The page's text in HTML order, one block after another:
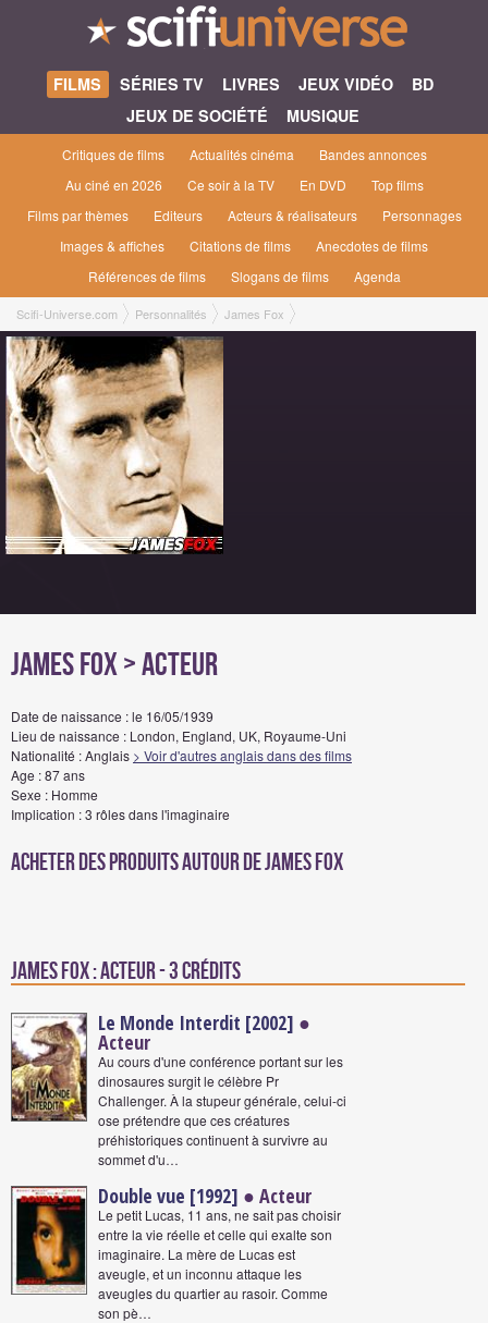
FILMS SÉRIES TV LIVRES JEUX VIDÉO
BD
JEUX DE SOCIÉTÉ
MUSIQUE
Critiques de films Actualités cinéma
Bandes annonces
Au ciné en 2026
Ce soir à la TV En DVD
Top films
Films par thèmes
Editeurs Acteurs & réalisateurs
Personnages
Images & affiches
Citations de films
Anecdotes de films
Références de films
Slogans de films Agenda
Scifi-Universe.com Personnalités James Fox
James Fox> Acteur
Date de naissance : le 16/05/1939
Lieu de naissance : London, England, UK, Royaume-Uni
Nationalité : Anglais > Voir d'autres anglais dans des films
Age : 87 ans
Sexe : Homme
Implication : 3 rôles dans l'imaginaire
Acheter des produits autour de James Fox
James Fox : Acteur - 3 crédits
Le Monde Interdit [2002] ●
Acteur
Au cours d'une conférence portant sur les
dinosaures surgit le célèbre Pr
Challenger. À la stupeur générale, celui-ci
ose prétendre que ces créatures
préhistoriques continuent à survivre au
sommet d'u…
Double vue [1992] ● Acteur
Le petit Lucas, 11 ans, ne sait pas choisir
entre la vie réelle et celle qui exalte son
imaginaire. La mère de Lucas est
aveugle, et un inconnu attaque les
aveugles du quartier au rasoir. Comme
son pè…